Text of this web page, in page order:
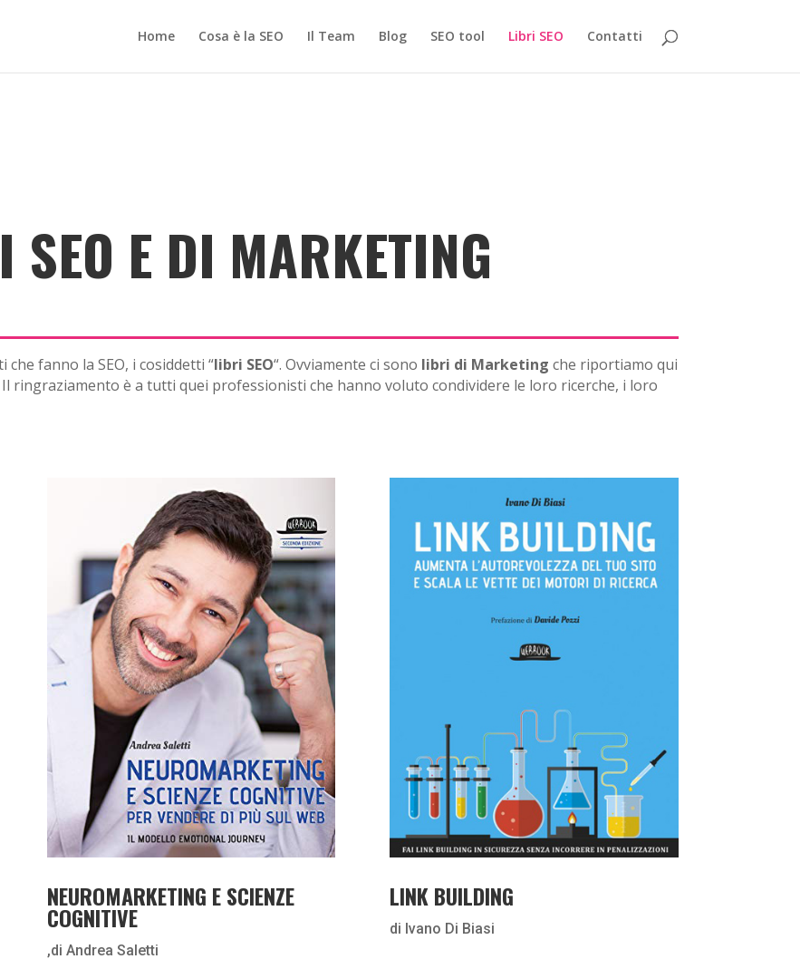
Home Cosa è la SEO Il Team Blog SEO tool Libri SEO Contatti
SEO E DI MARKETING
fanno la SEO, i cosiddetti “libri SEO“. Ovviamente ci sono libri di Marketing che riportiamo qui
ringraziamento è a tutti quei professionisti che hanno voluto condividere le loro ricerche, i loro
NEUROMARKETING E SCIENZE
COGNITIVE
,di Andrea Saletti
LINK BUILDING
di Ivano Di Biasi